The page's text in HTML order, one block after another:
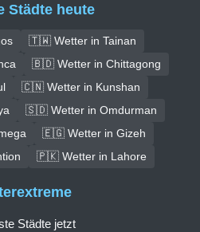
Städte heute
🇹🇼 Wetter in Tainan
🇧🇩 Wetter in Chittagong
🇨🇳 Wetter in Kunshan
🇸🇩 Wetter in Omdurman
🇪🇬 Wetter in Gizeh
🇵🇰 Wetter in Lahore
Städte jetzt